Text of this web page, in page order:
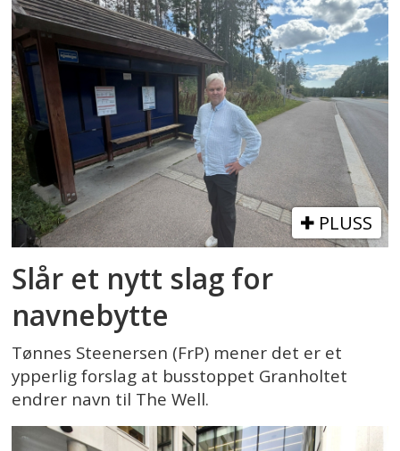
PLUSS
Slår et nytt slag for
navnebytte
Tønnes Steenersen (FrP) mener det er et
ypperlig forslag at busstoppet Granholtet
endrer navn til The Well.